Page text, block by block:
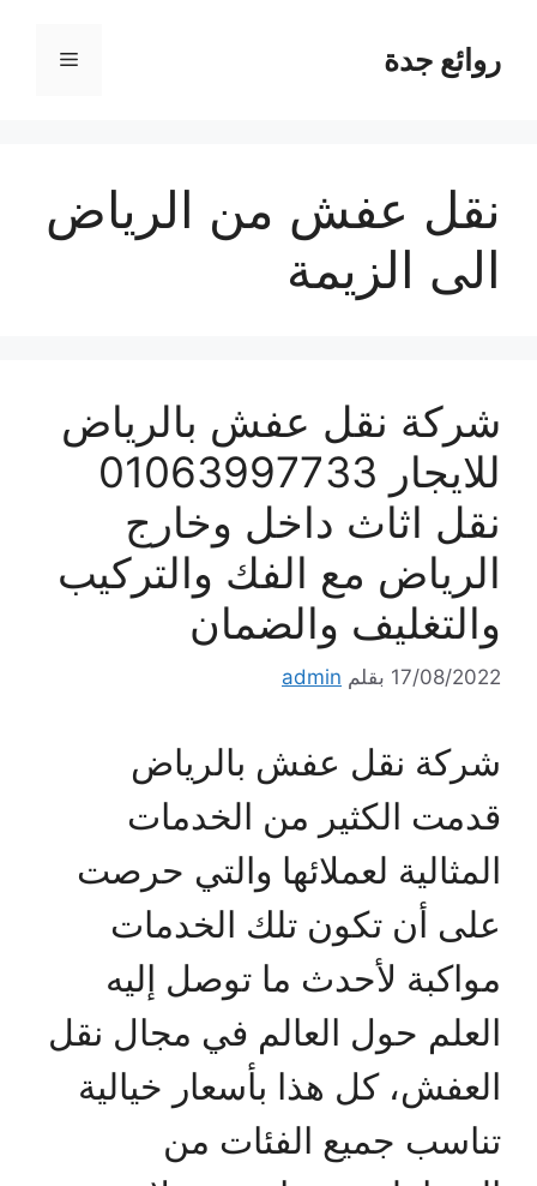
المحتوىروائع جدة القائمة
نقل عفش من الرياض
الى الزيمة
شركة نقل عفش بالرياض
للايجار 01063997733
نقل اثاث داخل وخارج
الرياض مع الفك والتركيب
والتغليف والضمان
17/08/2022 بقلم admin
شركة نقل عفش بالرياض
قدمت الكثير من الخدمات
المثالية لعملائها والتي حرصت
على أن تكون تلك الخدمات
مواكبة لأحدث ما توصل إليه
العلم حول العالم في مجال نقل
العفش، كل هذا بأسعار خيالية
تناسب جميع الفئات من